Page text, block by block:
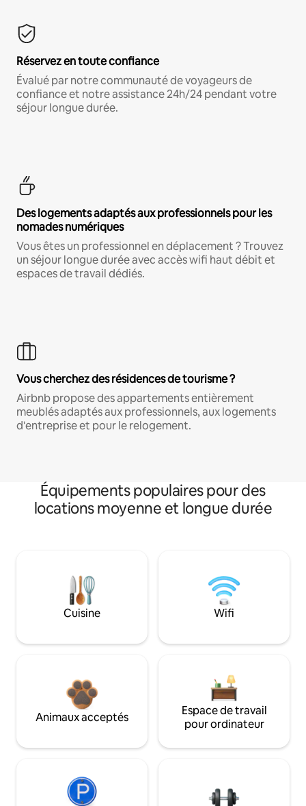
Réservez en toute confiance
Évalué par notre communauté de voyageurs de
confiance et notre assistance 24h/24 pendant votre
séjour longue durée.
Des logements adaptés aux professionnels pour les
nomades numériques
Vous êtes un professionnel en déplacement ? Trouvez
un séjour longue durée avec accès wifi haut débit et
espaces de travail dédiés.
Vous cherchez des résidences de tourisme ?
Airbnb propose des appartements entièrement
meublés adaptés aux professionnels, aux logements
d'entreprise et pour le relogement.
Équipements populaires pour des
locations moyenne et longue durée
Cuisine Wifi
Animaux acceptés
Espace de travail
pour ordinateur